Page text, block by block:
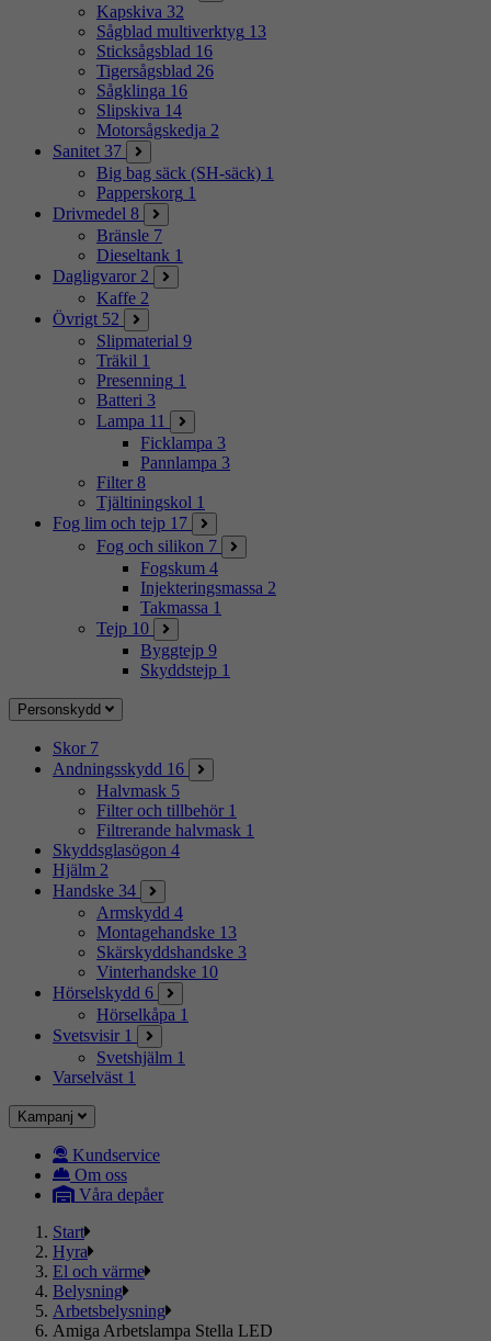
Kapskiva 32
Sågblad multiverktyg 13
Sticksågsblad 16
Tigersågsblad 26
Sågklinga 16
Slipskiva 14
Motorsågskedja 2
Sanitet 37
Big bag säck (SH-säck) 1
Papperskorg 1
Drivmedel 8
Bränsle 7
Dieseltank 1
Dagligvaror 2
Kaffe 2
Övrigt 52
Slipmaterial 9
Träkil 1
Presenning 1
Batteri 3
Lampa 11
Ficklampa 3
Pannlampa 3
Filter 8
Tjältiningskol 1
Fog lim och tejp 17
Fog och silikon 7
Fogskum 4
Injekteringsmassa 2
Takmassa 1
Tejp 10
Byggtejp 9
Skyddstejp 1
Personskydd
Skor 7
Andningsskydd 16
Halvmask 5
Filter och tillbehör 1
Filtrerande halvmask 1
Skyddsglasögon 4
Hjälm 2
Handske 34
Armskydd 4
Montagehandske 13
Skärskyddshandske 3
Vinterhandske 10
Hörselskydd 6
Hörselkåpa 1
Svetsvisir 1
Svetshjälm 1
Varselväst 1
Kampanj
Kundservice
Om oss
Våra depåer
Start
Hyra
El och värme
Belysning
Arbetsbelysning
Amiga Arbetslampa Stella LED